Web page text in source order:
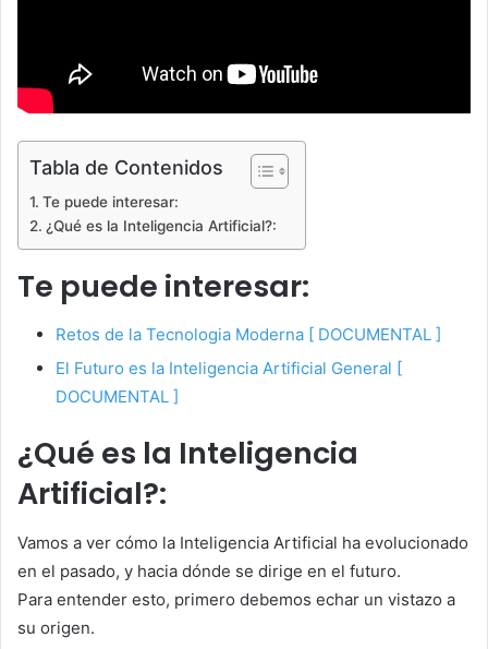
Tabla de Contenidos
Te puede interesar:
¿Qué es la Inteligencia Artificial?:
Te puede interesar:
Retos de la Tecnologia Moderna [ DOCUMENTAL ]
El Futuro es la Inteligencia Artificial General [
DOCUMENTAL ]
¿Qué es la Inteligencia
Artificial?:
Vamos a ver cómo la Inteligencia Artificial ha evolucionado
en el pasado, y hacia dónde se dirige en el futuro.
Para entender esto, primero debemos echar un vistazo a
su origen.